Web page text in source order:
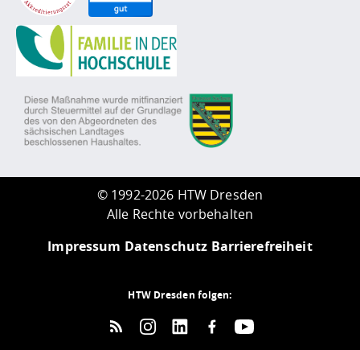
© 1992-2026 HTW Dresden
Alle Rechte vorbehalten
Impressum Datenschutz Barrierefreiheit
HTW Dresden folgen: